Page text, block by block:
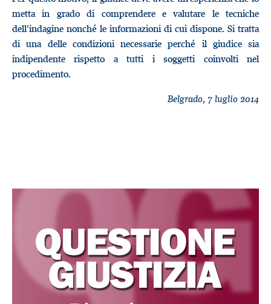
metta in grado di comprendere e valutare le tecniche
dell’indagine nonché le informazioni di cui dispone. Si tratta
di una delle condizioni necessarie perché il giudice sia
indipendente rispetto a tutti i soggetti coinvolti nel
procedimento.
Belgrado, 7 luglio 2014